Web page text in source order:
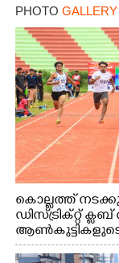
PHOTO GALLERY
കൊല്ലത്ത്
ഡിസ്ട്രിക്റ്റ്
ആൺകുട്ടികളുടെ
മത്സരത്തിനിടെ